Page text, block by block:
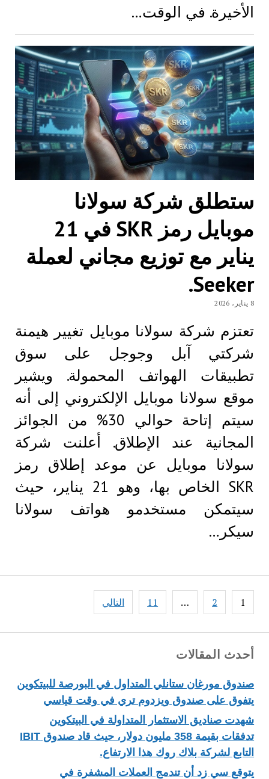
أحدث المقالات
صندوق مورغان ستانلي المتداول في البورصة للبيتكوين
يتفوق على صندوق ويزدوم تري في وقت قياسي
شهدت صناديق الاستثمار المتداولة في البيتكوين
تدفقات بقيمة 358 مليون دولار، حيث قاد صندوق IBIT
التابع لشركة بلاك روك هذا الارتفاع.
يتوقع سي زد أن تندمج العملات المشفرة في
الأخيرة. في الوقت…
ستطلق شركة سولانا
موبايل رمز SKR في 21
يناير مع توزيع مجاني لعملة
Seeker.
8 يناير، 2026
تعتزم شركة سولانا موبايل تغيير هيمنة
شركتي آبل وجوجل على سوق
تطبيقات الهواتف المحمولة. ويشير
موقع سولانا موبايل الإلكتروني إلى أنه
سيتم إتاحة حوالي 30% من الجوائز
المجانية عند الإطلاق. أعلنت شركة
سولانا موبايل عن موعد إطلاق رمز
SKR الخاص بها، وهو 21 يناير، حيث
سيتمكن مستخدمو هواتف سولانا
سيكر…
Posts
pagination
1
2
…
11 التالي